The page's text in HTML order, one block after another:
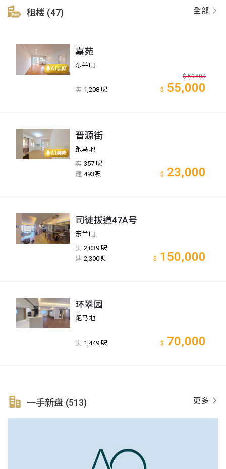
全部
租楼 (47)
AI装修
嘉苑
东半山
实 1,208 呎
$ 59800
$ 55,000
AI装修
晋源街
跑马地
实 357 呎
建 493呎 $ 23,000
司徒拔道47A号
东半山
实 2,039 呎
建 2,300呎 $ 150,000
环翠园
跑马地
实 1,449 呎 $ 70,000
更多
一手新盘 (513)